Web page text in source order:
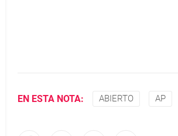
EN ESTA NOTA: ABIERTO AP